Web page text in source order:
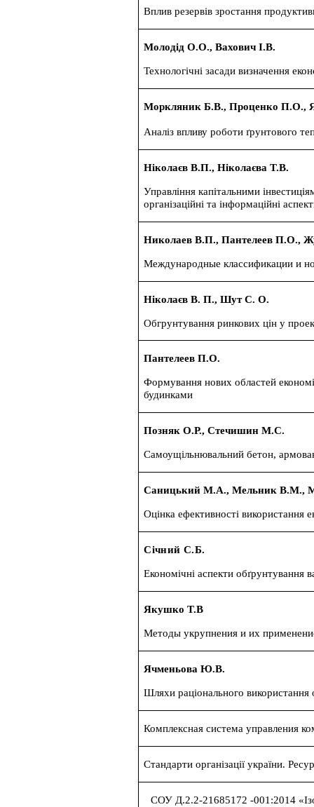
Вплив резервів зростання
Молодід О.О., Вахович І.В.
Технологічні засади визначення
Моркляник Б.В., Проценко П.О.,
Аналіз впливу роботи ґрунтового
Ніколаєв В.П., Ніколаєва Т.В.
Управління капітальними
організаційні та інформаційні
Николаев В.П., Пантелеев П.О.,
Международные классификации и
Ніколаєв В. П., Шут С. О.
Обгрунтування ринкових цін у
Пантелеев П.О.
Формування нових областей
будинками
Позняк О.Р., Стечишин М.С.
Самоущільнювальний бетон,
Саницький М.А., Мельник В.М.,
Оцінка ефективності використання
Січний С.Б.
Економічні аспекти обґрунтування
Якушко Т.В
Методы укрупнения и их
Ячменьова Ю.В.
Шляхи раціонального використання
Комплексная система управления
Стандарти організації україни.
СОУ Д.2.2-21685172 -001:2014